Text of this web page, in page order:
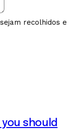
recolhidos e
should